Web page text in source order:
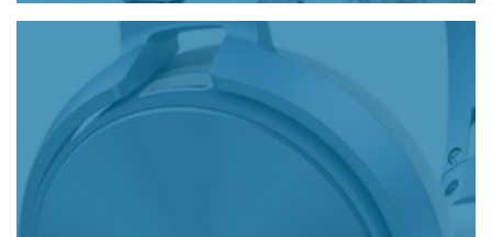
Funcionalidad a tu estilo